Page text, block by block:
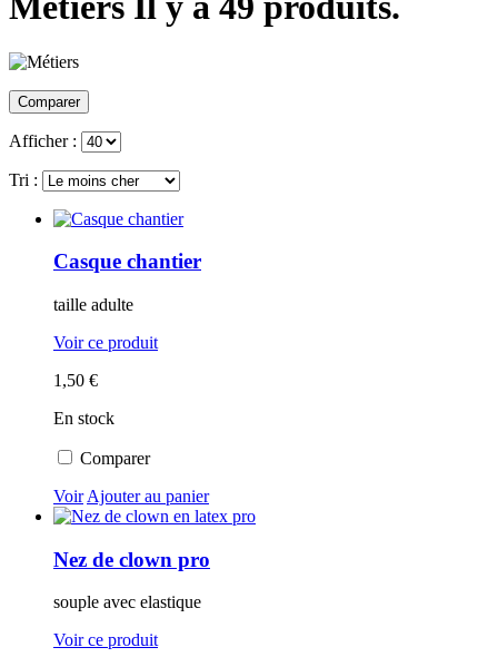
Afficher :
Tri :
Casque chantier
taille adulte
Voir ce produit
1,50 €
En stock
Comparer
Voir Ajouter au panier
Nez de clown pro
souple avec elastique
Voir ce produit